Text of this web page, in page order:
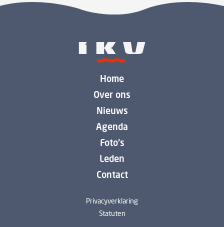
Home
Over ons
Nieuws
Agenda
Foto's
Leden
Contact
Privacyverklaring
Statuten